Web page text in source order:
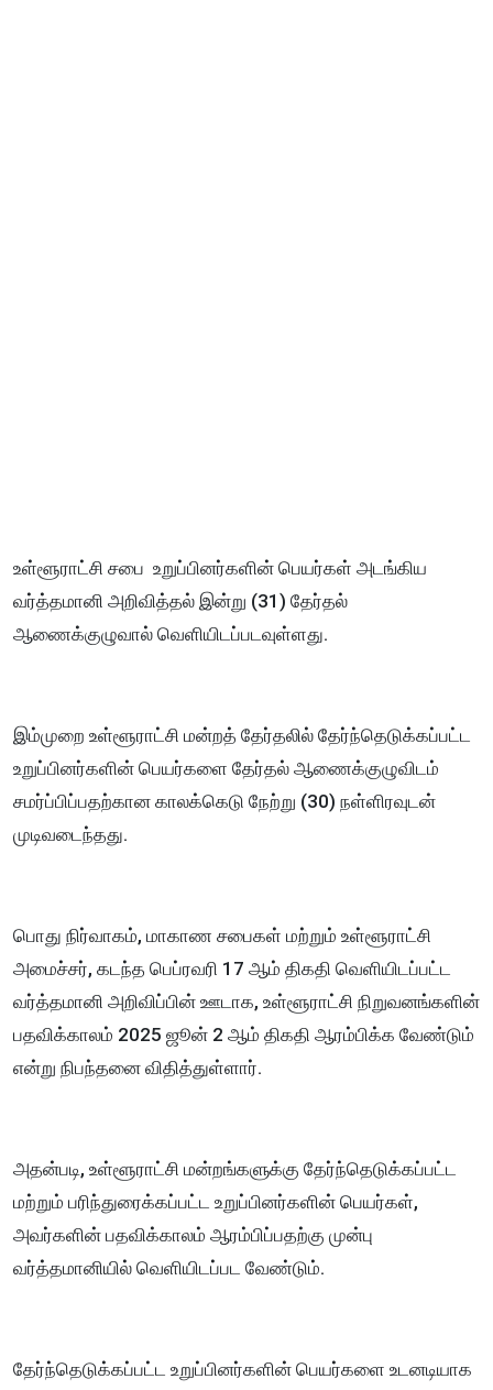
உள்ளூராட்சி சபை உறுப்பினர்களின் பெயர்கள் அடங்கிய
வர்த்தமானி அறிவித்தல் இன்று (31) தேர்தல்
ஆணைக்குழுவால் வெளியிடப்படவுள்ளது.
இம்முறை உள்ளூராட்சி மன்றத் தேர்தலில் தேர்ந்தெடுக்கப்பட்ட
உறுப்பினர்களின் பெயர்களை தேர்தல் ஆணைக்குழுவிடம்
சமர்ப்பிப்பதற்கான காலக்கெடு நேற்று (30) நள்ளிரவுடன்
முடிவடைந்தது.
பொது நிர்வாகம், மாகாண சபைகள் மற்றும் உள்ளூராட்சி
அமைச்சர், கடந்த பெப்ரவரி 17 ஆம் திகதி வெளியிடப்பட்ட
வர்த்தமானி அறிவிப்பின் ஊடாக, உள்ளூராட்சி நிறுவனங்களின்
பதவிக்காலம் 2025 ஜூன் 2 ஆம் திகதி ஆரம்பிக்க வேண்டும்
என்று நிபந்தனை விதித்துள்ளார்.
அதன்படி, உள்ளூராட்சி மன்றங்களுக்கு தேர்ந்தெடுக்கப்பட்ட
மற்றும் பரிந்துரைக்கப்பட்ட உறுப்பினர்களின் பெயர்கள்,
அவர்களின் பதவிக்காலம் ஆரம்பிப்பதற்கு முன்பு
வர்த்தமானியில் வெளியிடப்பட வேண்டும்.
தேர்ந்தெடுக்கப்பட்ட உறுப்பினர்களின் பெயர்களை உடனடியாக